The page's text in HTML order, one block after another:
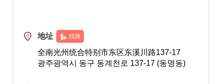
地址 找路
全南光州统合特别市东区东溪川路137-17
광주광역시 동구 동계천로 137-17 (동명동)